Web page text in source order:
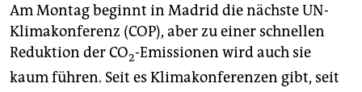
Am Montag beginnt in Madrid die nächste UN-
Klimakonferenz (COP), aber zu einer schnellen
Reduktion der CO2-Emissionen wird auch sie
kaum führen. Seit es Klimakonferenzen gibt, seit